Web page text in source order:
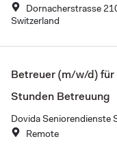
Dornacherstrasse
Switzerland
Betreuer (m/w/d)
Stunden Betreuung
Dovida Seniorendienste
Remote